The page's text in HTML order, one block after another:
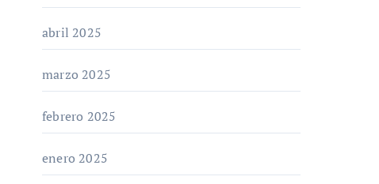
abril 2025
marzo 2025
febrero 2025
enero 2025